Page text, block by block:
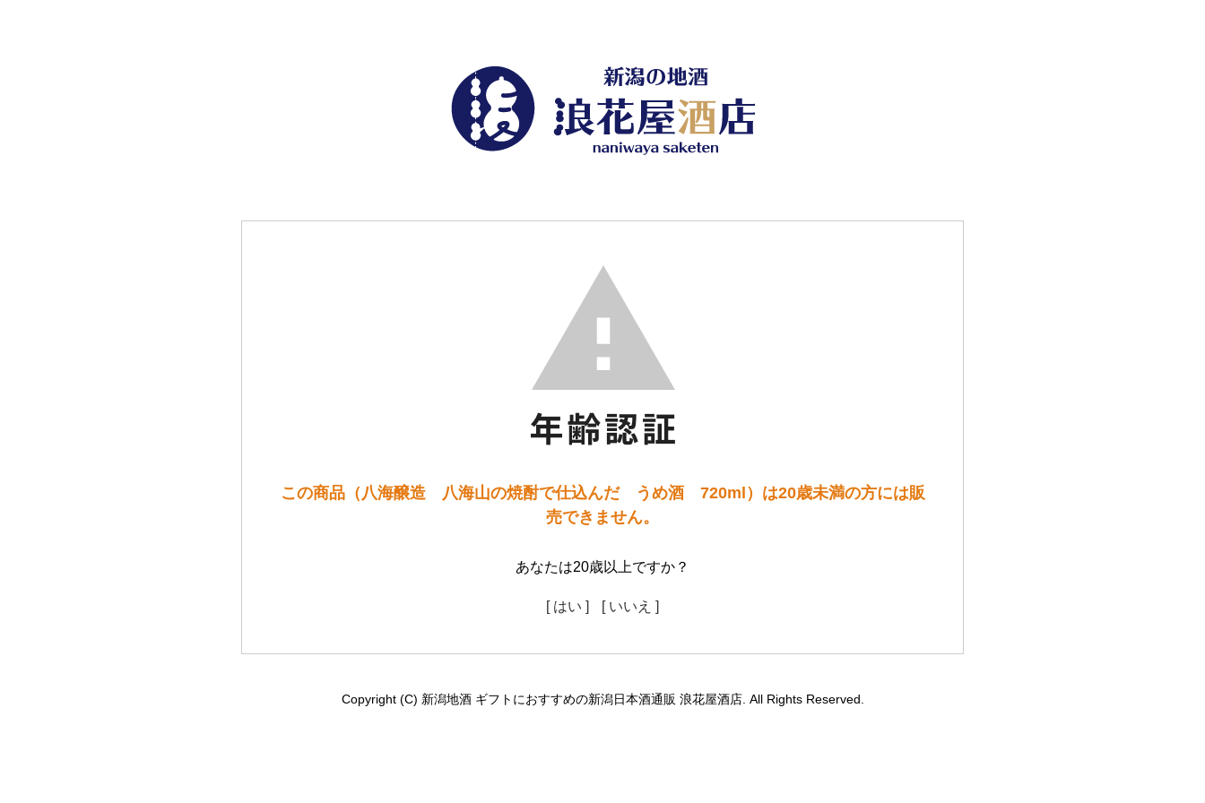
この商品（八海醸造 八海山の焼酎で仕込んだ うめ酒 720ml）は20歳未満の方には販
売できません。
あなたは20歳以上ですか？
[ はい ] [ いいえ ]
Copyright (C) 新潟地酒 ギフトにおすすめの新潟日本酒通販 浪花屋酒店. All Rights Reserved.